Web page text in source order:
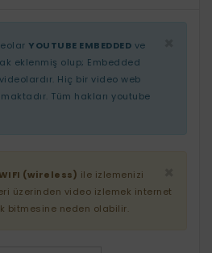
YOUTUBE EMBEDDED ve
eklenmiş olup; Embedded
Hiç bir video web
Tüm hakları youtube
(wireless) ile izlemenizi
üzerinden video izlemek internet
bitmesine neden olabilir.